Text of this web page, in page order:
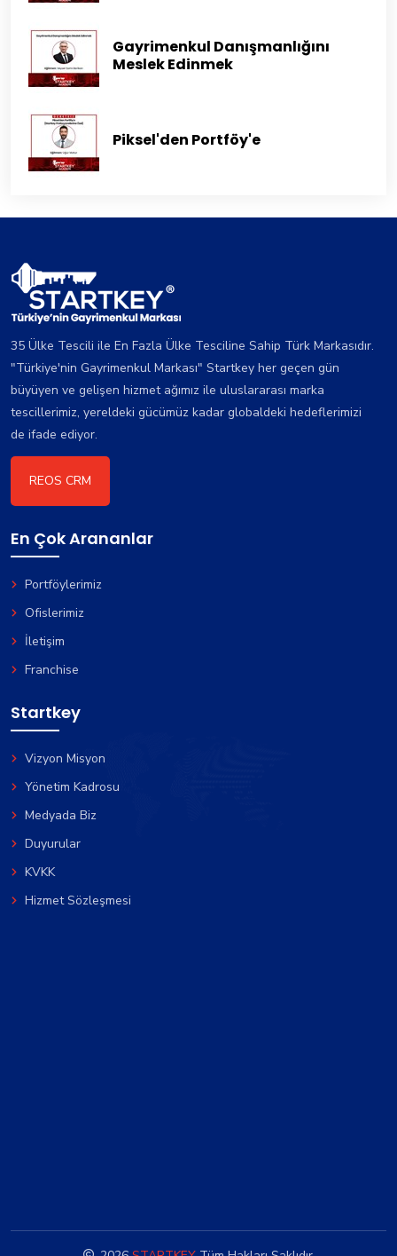
Gayrimenkul Danışmanlığını
Meslek Edinmek
Piksel'den Portföy'e
35 Ülke Tescili ile En Fazla Ülke Tesciline Sahip Türk Markasıdır.
"Türkiye'nin Gayrimenkul Markası" Startkey her geçen gün
büyüyen ve gelişen hizmet ağımız ile uluslararası marka
tescillerimiz, yereldeki gücümüz kadar globaldeki hedeflerimizi
de ifade ediyor.
REOS CRM
En Çok Arananlar
Portföylerimiz
Ofislerimiz
İletişim
Franchise
Startkey
Vizyon Misyon
Yönetim Kadrosu
Medyada Biz
Duyurular
KVKK
Hizmet Sözleşmesi